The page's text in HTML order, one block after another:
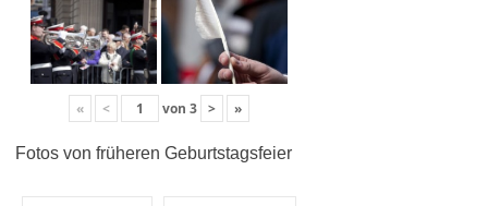
« < von 3 > »
Fotos von früheren Geburtstagsfeier